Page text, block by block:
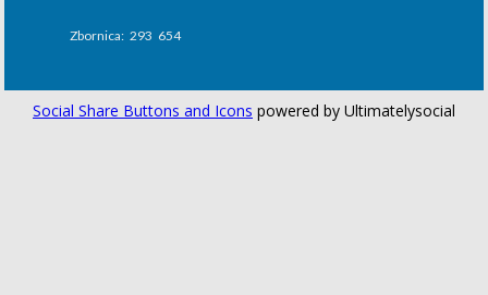
Zbornica: 293 654
Social Share Buttons and Icons powered by Ultimatelysocial